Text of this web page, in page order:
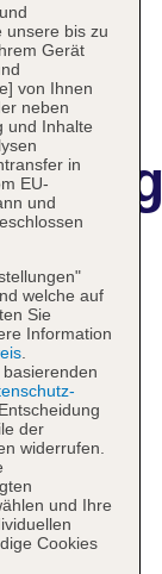
unsere bis zu
Gerät
von Ihnen
neben
und Inhalte
in
EU-
und
welche auf
Sie
Information
.
der
widerrufen.
und Ihre
Cookies